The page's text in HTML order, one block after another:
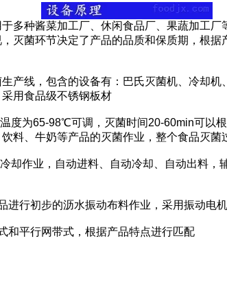
多种酱菜加工厂、休闲食品厂、果蔬加工
灭菌环节决定了产品的品质和保质期，根
线，包含的设备有：巴氏灭菌机、冷却机
用食品级不锈钢板材
为65-98℃可调，灭菌时间20-60min可以根
料、牛奶等产品的灭菌作业，整个食品灭菌
作业，自动进料、自动冷却、自动出料，
行初步的沥水振动布料作业，采用振动电
平行网带式，根据产品特点进行匹配